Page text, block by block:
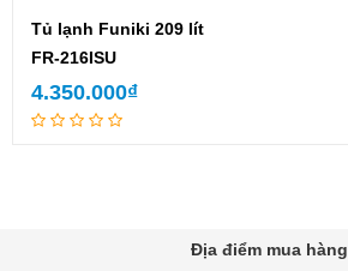
Tủ lạnh Funiki 209 lít
FR-216ISU
4.350.000₫
Địa điểm mua hàng